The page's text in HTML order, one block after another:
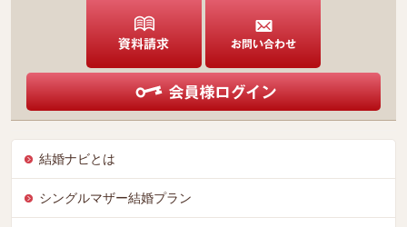
結婚ナビとは
シングルマザー結婚プラン